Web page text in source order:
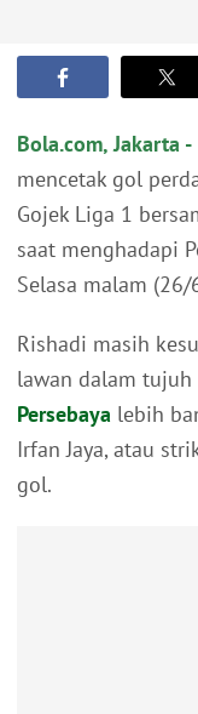
Bola.com, Jakarta -
mencetak gol
Gojek Liga 1
saat menghadapi
Selasa malam (26/
Rishadi masih
lawan dalam tujuh
Persebaya lebih
Irfan Jaya, atau
gol.